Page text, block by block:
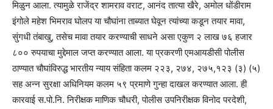
मिळुन आला. त्यामुळे राजेंद्र शामराव वराट, आनंद तात्या खैरे, अमोल धोंडीराम
इंगोले महेश भिमराव घोलप या चौघांना ताब्यात घेवून त्यांच्या कडून तयार मावा,
सुंगधी तंबाखु, तसेच मावा तयार करण्याची साधने असा एकुण २ लाख ७६ हजार
८०० रुपयाचा मुद्देमाल जप्त करण्यात आला. या प्रकरणी एमआयडीसी पोलीस
ठाण्यात चौघांविरुद्ध भारतीय न्याय संहिता कलम २२३, २७४, २७५,१२३ (३) (५)
सह अन्न सुरक्षा अधिनियम कलम ५९ प्रमाणे गुन्हा दाखल करण्यात आला. ही
कारवाई स.पो.नि. निरीक्षक माणिक चौधरी, पोलीस उपनिरीक्षक विनोद परदेशी,